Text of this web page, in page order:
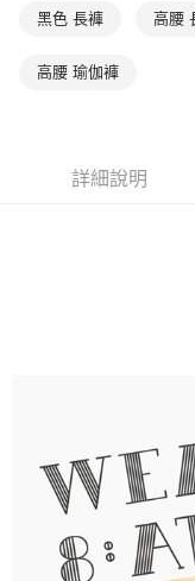
【注意事項】
易，需依本服務之必要範
「AFTEE先享後付」，
7-11取貨付款
黑色 長褲 高腰
高腰 瑜伽褲
詳細說明